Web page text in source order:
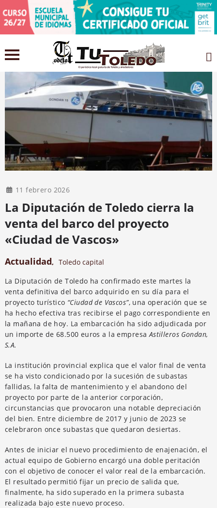
11 febrero 2026
La Diputación de Toledo cierra la
venta del barco del proyecto
«Ciudad de Vascos»
Actualidad, Toledo capital
La Diputación de Toledo ha confirmado este martes la
venta definitiva del barco adquirido en su día para el
proyecto turístico “Ciudad de Vascos”, una operación que se
ha hecho efectiva tras recibirse el pago correspondiente en
la mañana de hoy. La embarcación ha sido adjudicada por
un importe de 68.500 euros a la empresa Astilleros Gondan,
S.A.
La institución provincial explica que el valor final de venta
se ha visto condicionado por la sucesión de subastas
fallidas, la falta de mantenimiento y el abandono del
proyecto por parte de la anterior corporación,
circunstancias que provocaron una notable depreciación
del bien. Entre diciembre de 2017 y junio de 2023 se
celebraron once subastas que quedaron desiertas.
Antes de iniciar el nuevo procedimiento de enajenación, el
actual equipo de Gobierno encargó una doble peritación
con el objetivo de conocer el valor real de la embarcación.
El resultado permitió fijar un precio de salida que,
finalmente, ha sido superado en la primera subasta
realizada bajo este nuevo proceso.